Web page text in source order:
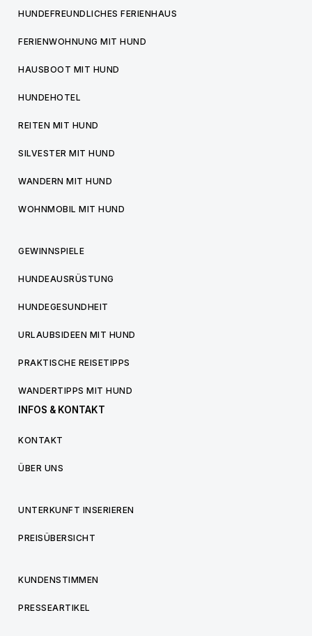
HUNDEFREUNDLICHES FERIENHAUS
FERIENWOHNUNG MIT HUND
HAUSBOOT MIT HUND
HUNDEHOTEL
REITEN MIT HUND
SILVESTER MIT HUND
WANDERN MIT HUND
WOHNMOBIL MIT HUND
GEWINNSPIELE
HUNDEAUSRÜSTUNG
HUNDEGESUNDHEIT
URLAUBSIDEEN MIT HUND
PRAKTISCHE REISETIPPS
WANDERTIPPS MIT HUND
INFOS & KONTAKT
KONTAKT
ÜBER UNS
UNTERKUNFT INSERIEREN
PREISÜBERSICHT
KUNDENSTIMMEN
PRESSEARTIKEL